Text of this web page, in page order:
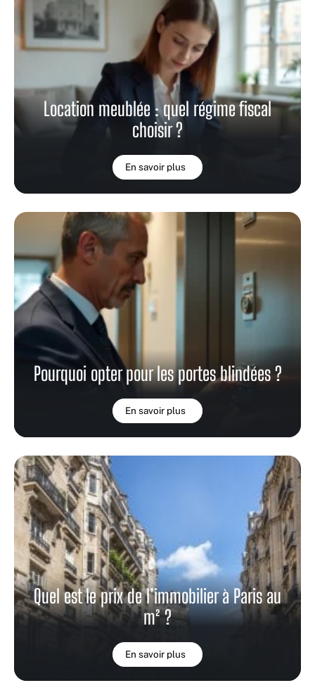
Location meublée : quel régime fiscal
choisir ?
En savoir plus
Pourquoi opter pour les portes blindées ?
En savoir plus
Quel est le prix de l’immobilier à Paris au
m² ?
En savoir plus